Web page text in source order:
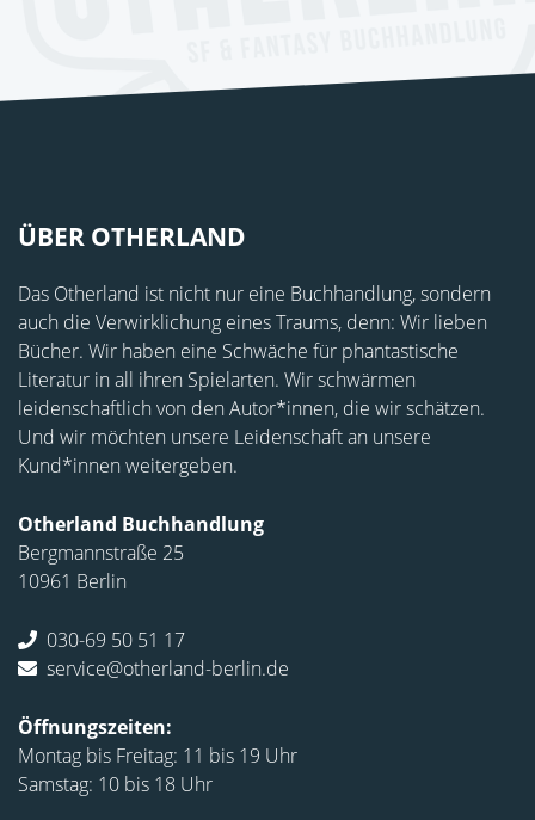
ÜBER OTHERLAND
Das Otherland ist nicht nur eine Buchhandlung, sondern
auch die Verwirklichung eines Traums, denn: Wir lieben
Bücher. Wir haben eine Schwäche für phantastische
Literatur in all ihren Spielarten. Wir schwärmen
leidenschaftlich von den Autor*innen, die wir schätzen.
Und wir möchten unsere Leidenschaft an unsere
Kund*innen weitergeben.
Otherland Buchhandlung
Bergmannstraße 25
10961 Berlin
030-69 50 51 17
service@otherland-berlin.de
Öffnungszeiten:
Montag bis Freitag: 11 bis 19 Uhr
Samstag: 10 bis 18 Uhr